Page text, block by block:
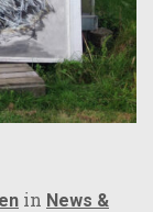
in News &